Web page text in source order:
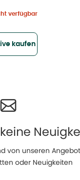
verfügbar
kaufen
von unseren
oder Neuigkeiten